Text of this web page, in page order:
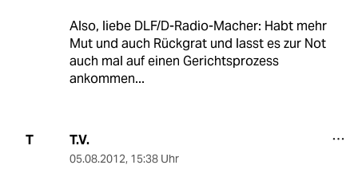
Also, liebe DLF/D-Radio-Macher: Habt mehr
Mut und auch Rückgrat und lasst es zur Not
auch mal auf einen Gerichtsprozess
ankommen...
T T.V.
05.08.2012, 15:38 Uhr